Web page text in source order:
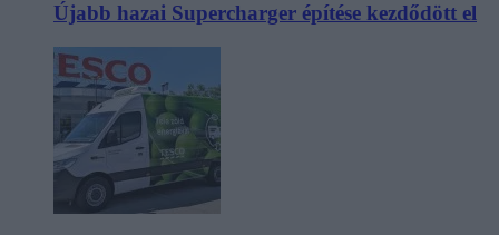
Újabb hazai Supercharger építése kezdődött el